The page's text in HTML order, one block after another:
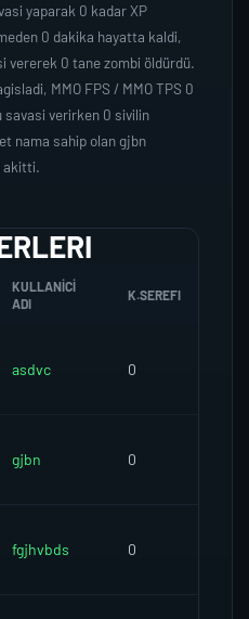
yaparak 0 kadar XP
0 dakika hayatta kaldi,
vererek 0 tane zombi öldürdü.
MMO FPS / MMO TPS 0
savasi verirken 0 sivilin
nama sahip olan gjbn
akitti.
KULLANICI
ADI
K.SEREFI
asdvc 0
gjbn 0
fgjhvbds 0